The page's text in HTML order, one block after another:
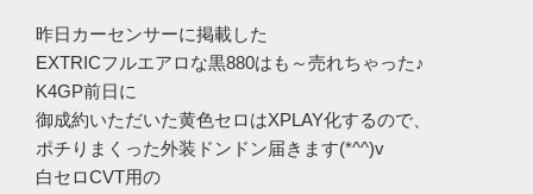
昨日カーセンサーに掲載した
EXTRICフルエアロな黒880はも～売れちゃった♪
K4GP前日に
御成約いただいた黄色セロはXPLAY化するので、
ポチりまくった外装ドンドン届きます(*^^)v
白セロCVT用の